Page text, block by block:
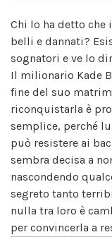
Chi lo ha detto che
belli e dannati?
sognatori e ve lo
Il milionario Kade
fine del suo
riconquistarla è
semplice, perché
può resistere ai
sembra decisa a
nascondendo
segreto tanto
nulla tra loro è
per convincerla a